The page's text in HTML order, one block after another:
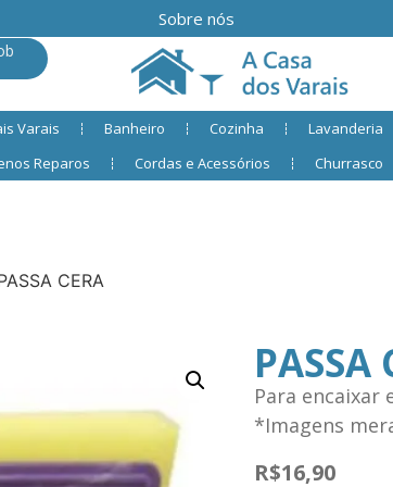
Sobre nós
Varais Banheiro Cozinha Lavanderia
Reparos
Cordas e Acessórios Churrasco
CERA
PASSA
Para encaixar
*Imagens
R$16,90